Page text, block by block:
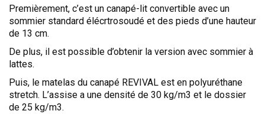
AGENCEMENTS INTÉRIEURS
DESIGN
CONTEMPORAIN
CHAMBRES COMPLÈTES
Premièrement, c’est un canapé-lit convertible avec un
sommier standard élécrtrosoudé et des pieds d’une hauteur
de 13 cm.
De plus, il est possible d’obtenir la version avec sommier à
lattes.
Puis, le matelas du canapé REVIVAL est en polyuréthane
stretch. L’assise a une densité de 30 kg/m3 et le dossier
de 25 kg/m3.